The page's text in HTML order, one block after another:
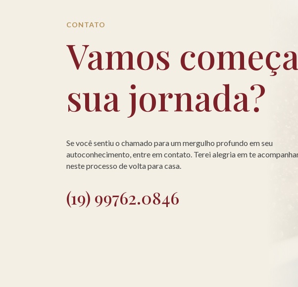
CONTATO
Vamos
sua jornada?
Se você sentiu o chamado para um mergulho profundo em seu
autoconhecimento, entre em contato. Terei alegria em te
neste processo de volta para casa.
(19) 99762.0846